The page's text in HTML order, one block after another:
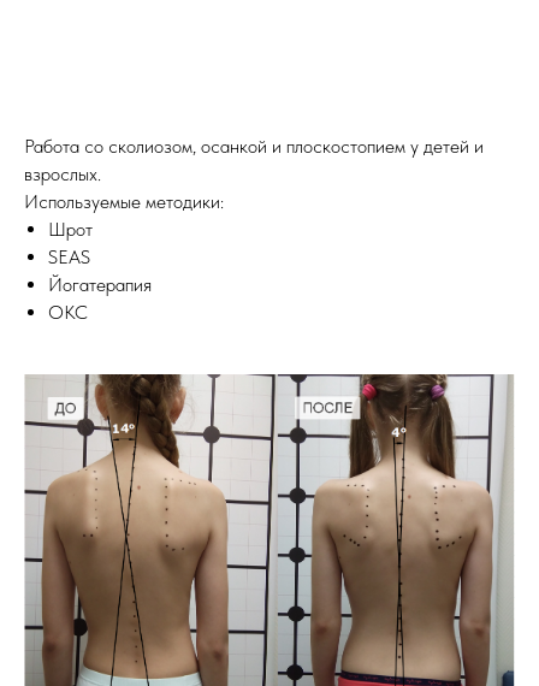
Работа со сколиозом, осанкой и плоскостопием у детей и
взрослых.
Используемые методики:
Шрот
SEAS
Йогатерапия
ОКС